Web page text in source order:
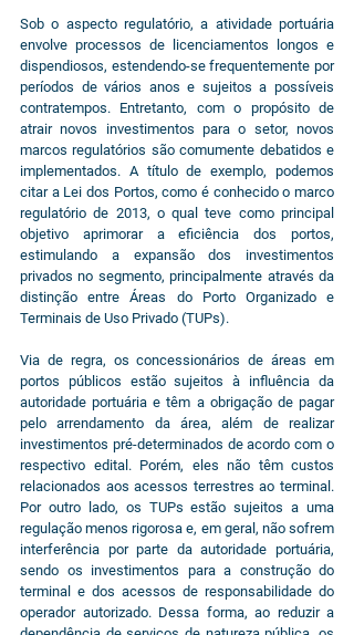
Sob o aspecto regulatório, a atividade portuária
envolve processos de licenciamentos longos e
dispendiosos, estendendo-se frequentemente por
períodos de vários anos e sujeitos a possíveis
contratempos. Entretanto, com o propósito de
atrair novos investimentos para o setor, novos
marcos regulatórios são comumente debatidos e
implementados. A título de exemplo, podemos
citar a Lei dos Portos, como é conhecido o marco
regulatório de 2013, o qual teve como principal
objetivo aprimorar a eficiência dos portos,
estimulando a expansão dos investimentos
privados no segmento, principalmente através da
distinção entre Áreas do Porto Organizado e
Terminais de Uso Privado (TUPs).
Via de regra, os concessionários de áreas em
portos públicos estão sujeitos à influência da
autoridade portuária e têm a obrigação de pagar
pelo arrendamento da área, além de realizar
investimentos pré-determinados de acordo com o
respectivo edital. Porém, eles não têm custos
relacionados aos acessos terrestres ao terminal.
Por outro lado, os TUPs estão sujeitos a uma
regulação menos rigorosa e, em geral, não sofrem
interferência por parte da autoridade portuária,
sendo os investimentos para a construção do
terminal e dos acessos de responsabilidade do
operador autorizado. Dessa forma, ao reduzir a